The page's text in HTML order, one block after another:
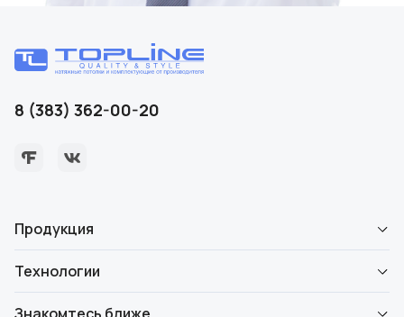
8 (383) 362-00-20
Продукция
Технологии